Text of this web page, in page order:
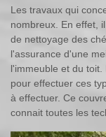
Les travaux qui
nombreux. En effet,
de nettoyage des
l'assurance d'une
l'immeuble et du
pour effectuer ces
à effectuer. Ce
connait toutes les